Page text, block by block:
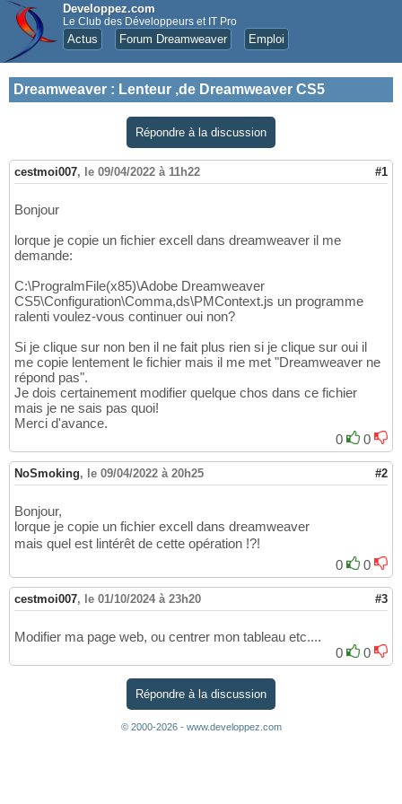
Developpez.com
Le Club des Développeurs et IT Pro
Actus Forum Dreamweaver Emploi
Dreamweaver : Lenteur ,de Dreamweaver CS5
Répondre à la discussion
cestmoi007, le 09/04/2022 à 11h22 #1
Bonjour
lorque je copie un fichier excell dans dreamweaver il me
demande:
C:\ProgralmFile(x85)\Adobe Dreamweaver
CS5\Configuration\Comma,ds\PMContext.js un programme
ralenti voulez-vous continuer oui non?
Si je clique sur non ben il ne fait plus rien si je clique sur oui il
me copie lentement le fichier mais il me met "Dreamweaver ne
répond pas".
Je dois certainement modifier quelque chos dans ce fichier
mais je ne sais pas quoi!
Merci d'avance.
0
0
NoSmoking, le 09/04/2022 à 20h25 #2
Bonjour,
lorque je copie un fichier excell dans dreamweaver
mais quel est lintérêt de cette opération !?!
0
0
cestmoi007, le 01/10/2024 à 23h20 #3
Modifier ma page web, ou centrer mon tableau etc....
0
0
Répondre à la discussion
© 2000-2026 - www.developpez.com